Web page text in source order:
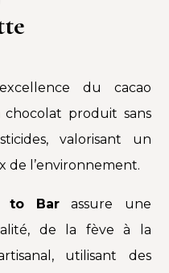
du cacao
produit sans
valorisant un
de l’environnement.
to Bar assure une
de la fève à la
utilisant des